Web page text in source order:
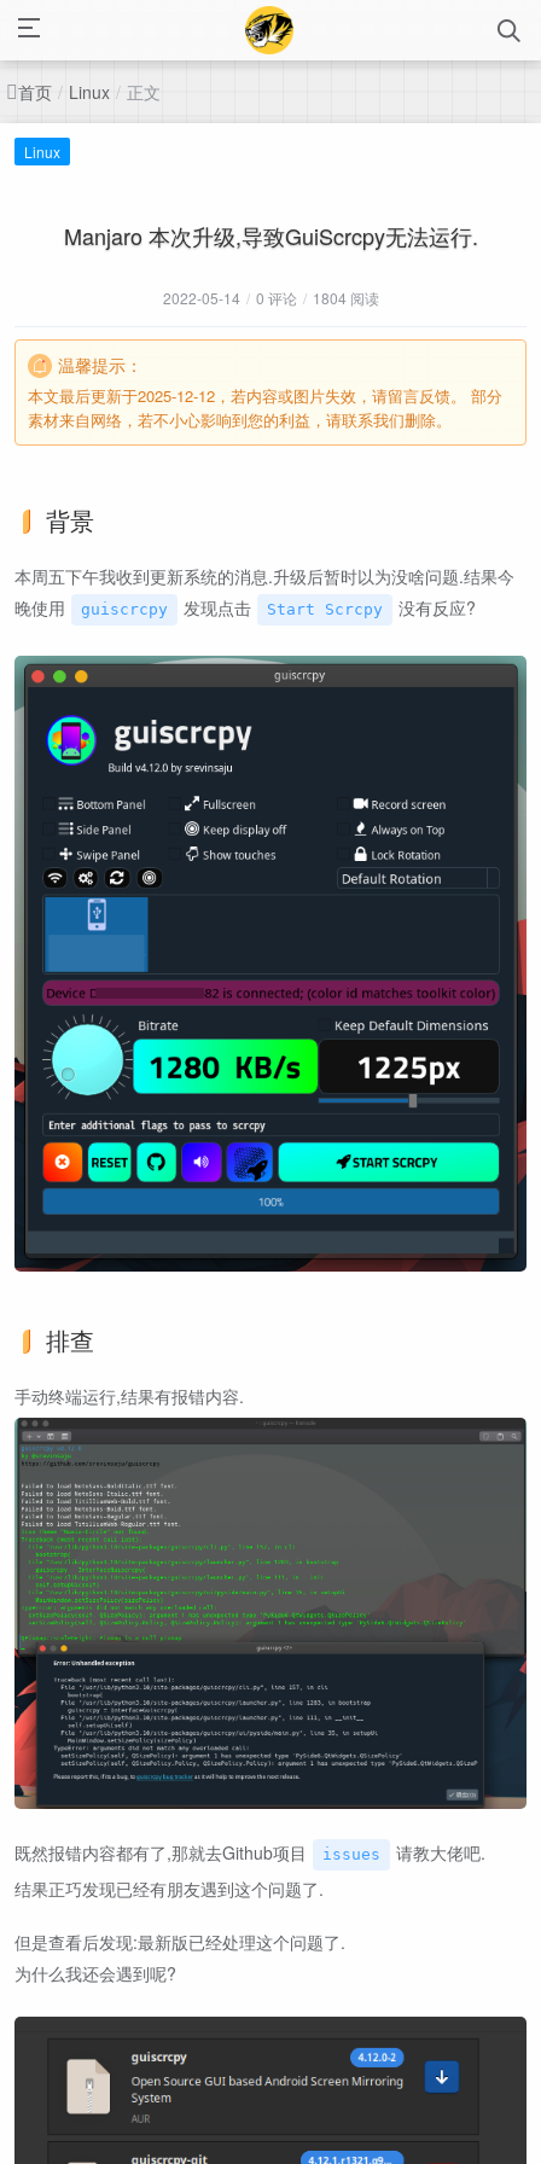
首页 / Linux / 正文
Linux
Manjaro 本次升级,导致GuiScrcpy无法运行.
2022-05-14 / 0 评论 / 1804 阅读
温馨提示：
本文最后更新于2025-12-12，若内容或图片失效，请留言反馈。 部分
素材来自网络，若不小心影响到您的利益，请联系我们删除。
背景
本周五下午我收到更新系统的消息.升级后暂时以为没啥问题.结果今
晚使用
guiscrcpy 发现点击 Start Scrcpy 没有反应?
排查
手动终端运行,结果有报错内容.
既然报错内容都有了,那就去Github项目 issues
请教大佬吧.
结果正巧发现已经有朋友遇到这个问题了.
但是查看后发现:最新版已经处理这个问题了.
为什么我还会遇到呢?